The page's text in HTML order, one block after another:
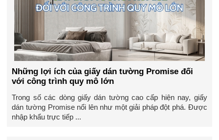
Những lợi ích của giấy dán tường Promise đối
với công trình quy mô lớn
Trong số các dòng giấy dán tường cao cấp hiện nay, giấy
dán tường Promise nổi lên như một giải pháp đột phá. Được
nhập khẩu trực tiếp ...